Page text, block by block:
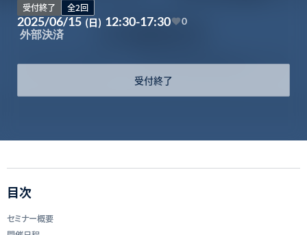
受付終了 全2回
2025/06/15 (日) 12:30-17:30 0
外部決済
受付終了
目次
セミナー概要